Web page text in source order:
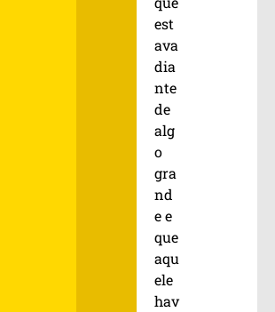
est
ava
dia
nte
de
alg
o
gra
nd
e e
que
aqu
ele
hav